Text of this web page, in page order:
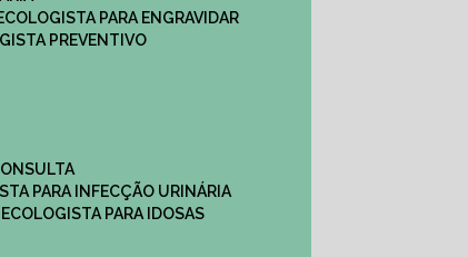
PARA ENGRAVIDAR
PREVENTIVO
PARA INFECÇÃO URINÁRIA
PARA IDOSAS